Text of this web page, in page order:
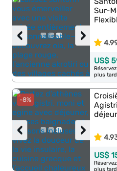
›
‹
Sur-
US$
plus tard
-8%
›
‹
US$
plus tard